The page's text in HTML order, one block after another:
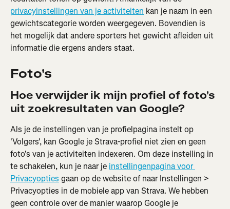
privacyinstellingen van je activiteiten kan je naam in een
gewichtscategorie worden weergegeven. Bovendien is
het mogelijk dat andere sporters het gewicht afleiden uit
informatie die ergens anders staat.
Foto's
Hoe verwijder ik mijn profiel of foto's
uit zoekresultaten van Google?
Als je de instellingen van je profielpagina instelt op
'Volgers', kan Google je Strava-profiel niet zien en geen
foto's van je activiteiten indexeren. Om deze instelling in
te schakelen, kun je naar je instellingenpagina voor
Privacyopties gaan op de website of naar Instellingen >
Privacyopties in de mobiele app van Strava. We hebben
geen controle over de manier waarop Google je